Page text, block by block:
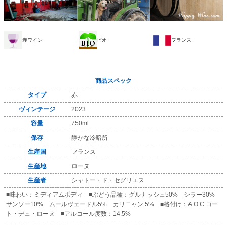
赤ワイン ビオ フランス
商品スペック
タイプ
赤
ヴィンテージ
2023
容量
750ml
保存
静かな冷暗所
生産国
フランス
生産地
ローヌ
生産者
シャトー・ド・セグリエス
■味わい：ミディアムボディ ■ぶどう品種：グルナッシュ50% シラー30%
サンソー10% ムールヴェードル5% カリニャン 5% ■格付け：A.O.C.コー
ト・デュ・ローヌ ■アルコール度数：14.5%